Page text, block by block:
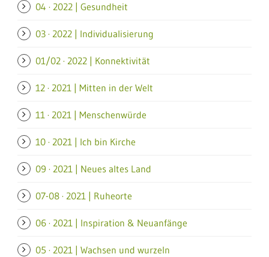
04 · 2022 | Gesundheit
03 · 2022 | Individualisierung
01/02 · 2022 | Konnektivität
12 · 2021 | Mitten in der Welt
11 · 2021 | Menschenwürde
10 · 2021 | Ich bin Kirche
09 · 2021 | Neues altes Land
07-08 · 2021 | Ruheorte
06 · 2021 | Inspiration & Neuanfänge
05 · 2021 | Wachsen und wurzeln